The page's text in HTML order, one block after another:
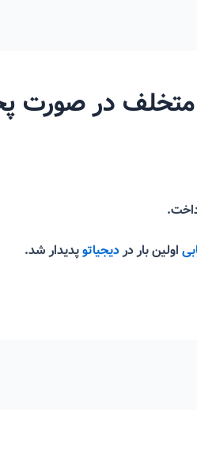
متخلف در صورت
اولین بار دردیجیاتوپدیدار شد.